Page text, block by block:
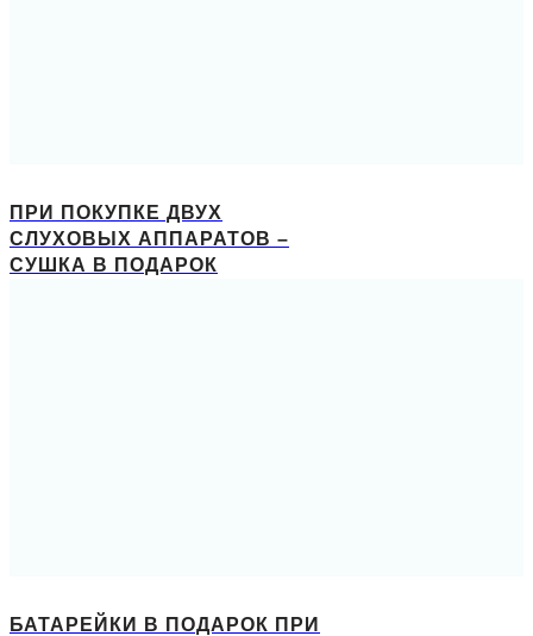
ПРИ ПОКУПКЕ ДВУХ
СЛУХОВЫХ АППАРАТОВ –
СУШКА В ПОДАРОК
БАТАРЕЙКИ В ПОДАРОК ПРИ